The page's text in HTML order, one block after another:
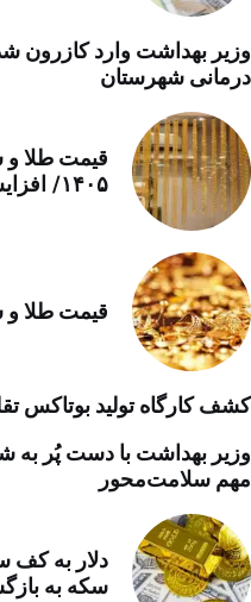
وزیر بهداشت وارد
درمانی شهرستان
۱۴۰۵/ افزایش همه قیمت ها + جدول
قیمت طلا و سکه
کشف کارگاه تولید بوتاکس
وزیر بهداشت با دست پُر به
مهم سلامت‌محور
دلار به کف
سکه به